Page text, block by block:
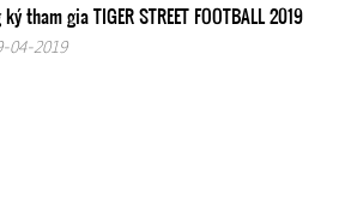
tham gia TIGER STREET FOOTBALL 2019
04-2019